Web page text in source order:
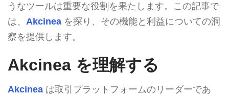
うなツールは重要な役割を果たします。この記事で
は、 Akcinea を探り、その機能と利益についての洞
察を提供します。
Akcinea を理解する
Akcinea は取引プラットフォームのリーダーであ